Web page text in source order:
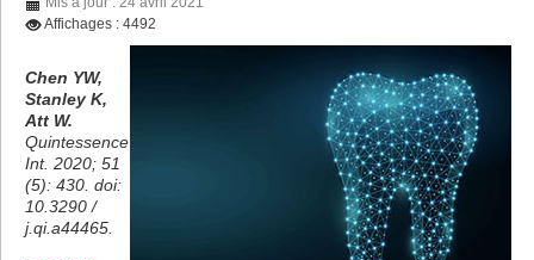
Affichages : 4492
Chen YW,
Stanley K,
Att W.
Quintessence
Int. 2020; 51
(5): 430. doi:
10.3290 /
j.qi.a44465.